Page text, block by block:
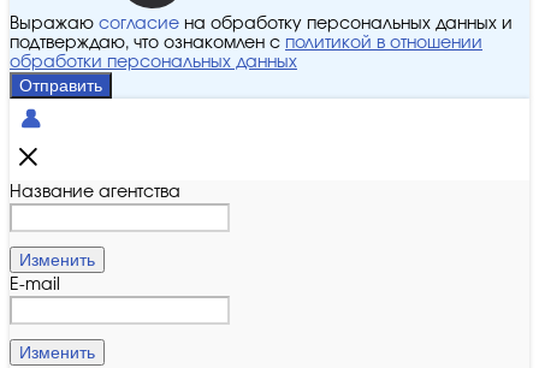
Выражаю согласие на обработку персональных данных и
подтверждаю, что ознакомлен с политикой в отношении
обработки персональных данных
Отправить
Название агентства
Изменить
E-mail
Изменить